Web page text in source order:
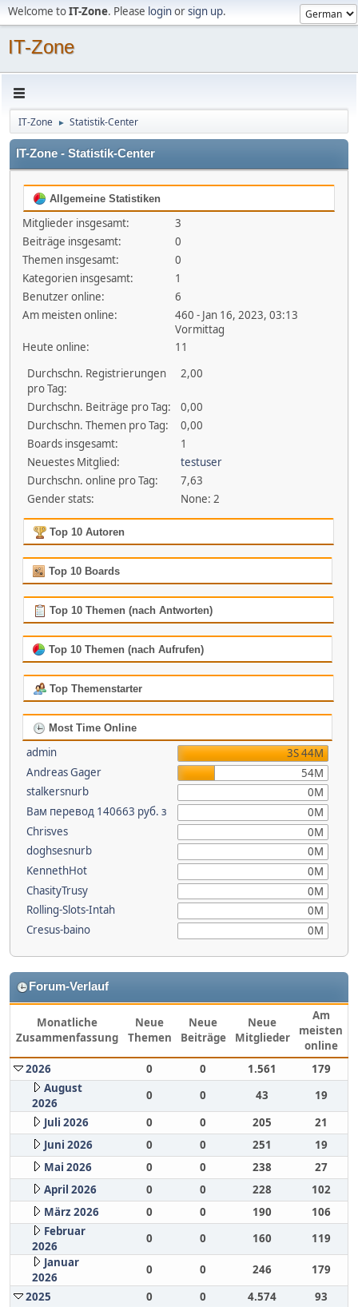
Welcome toIT-Zone. Please loginorsign up.
IT-Zone
IT-Zone ► Statistik-Center
IT-Zone - Statistik-Center
Allgemeine Statistiken
Mitglieder insgesamt:
3
Beiträge insgesamt:
0
Themen insgesamt:
0
Kategorien insgesamt:
1
Benutzer online:
6
Am meisten online:
460 - Jan 16, 2023, 03:13
Vormittag
Heute online:
11
Durchschn. Registrierungen
pro Tag:
2,00
Durchschn. Beiträge pro Tag:
0,00
Durchschn. Themen pro Tag:
0,00
Boards insgesamt:
1
Neuestes Mitglied:
testuser
Durchschn. online pro Tag:
7,63
Gender stats:
None: 2
Top 10 Autoren
Top 10 Boards
Top 10 Themen (nach Antworten)
Top 10 Themen (nach Aufrufen)
Top Themenstarter
Most Time Online
admin
3S 44M
Andreas Gager
54M
stalkersnurb
0M
Вам перевод 140663 руб. з
0M
Chrisves
0M
doghsesnurb
0M
KennethHot
0M
ChasityTrusy
0M
Rolling-Slots-Intah
0M
Cresus-baino
0M
Forum-Verlauf
Monatliche
Zusammenfassung
Neue
Themen
Neue
Beiträge
Neue
Mitglieder
Am
meisten
online
2026
0 0 1.561
179
August
2026
0 0 43
19
Juli 2026
0 0 205
21
Juni 2026
0 0 251
19
Mai 2026
0 0 238
27
April 2026
0 0 228
102
März 2026
0 0 190
106
Februar
2026
0 0 160
119
Januar
2026
0 0 246
179
2025
0 0 4.574
93